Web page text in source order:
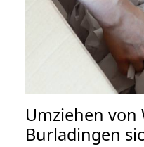
Umziehen von
Burladingen